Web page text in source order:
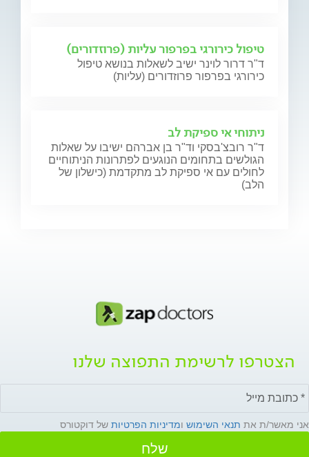
טיפול כירורגי בפרפור עליות (פרוזדורים)
ד"ר דרור לוינר ישיב לשאלות בנושא טיפול
כירורגי בפרפור פרוזדורים (עליות)
ניתוחי אי ספיקת לב
ד"ר רובצ'בסקי וד"ר בן אברהם ישיבו על שאלות
הגולשים בתחומים הנוגעים לפתרונות הניתוחיים
לחולים עם אי ספיקת לב מתקדמת (כישלון של
הלב)
הצטרפו לרשימת התפוצה שלנו
אני מאשר/ת את תנאי השימוש ומדיניות הפרטיות של דוקטורס
שלח